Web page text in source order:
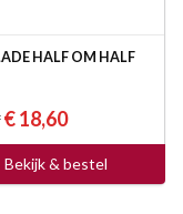
HALF OM HALF
€ 18,60
Bekijk & bestel